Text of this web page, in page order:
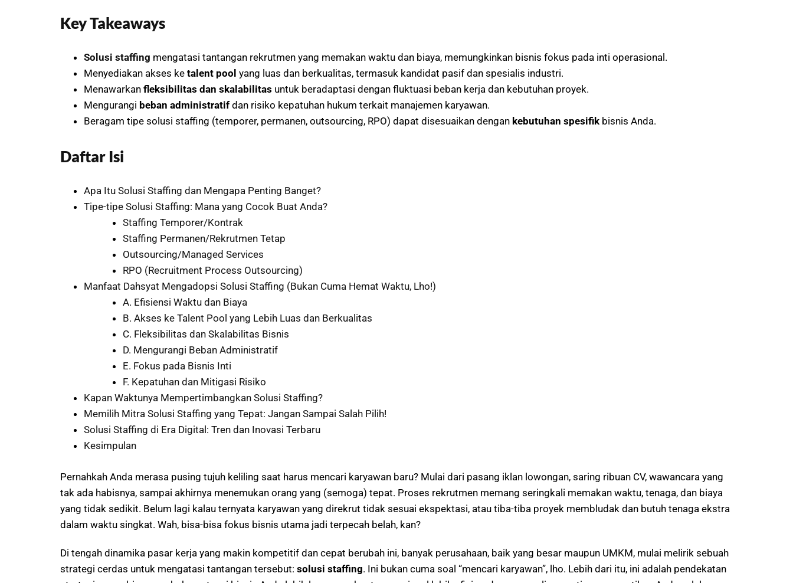
Key Takeaways
Solusi staffing mengatasi tantangan rekrutmen yang memakan waktu dan biaya, memungkinkan bisnis fokus pada inti operasional.
Menyediakan akses ke talent pool yang luas dan berkualitas, termasuk kandidat pasif dan spesialis industri.
Menawarkan fleksibilitas dan skalabilitas untuk beradaptasi dengan fluktuasi beban kerja dan kebutuhan proyek.
Mengurangi beban administratif dan risiko kepatuhan hukum terkait manajemen karyawan.
Beragam tipe solusi staffing (temporer, permanen, outsourcing, RPO) dapat disesuaikan dengan kebutuhan spesifik bisnis Anda.
Daftar Isi
Apa Itu Solusi Staffing dan Mengapa Penting Banget?
Tipe-tipe Solusi Staffing: Mana yang Cocok Buat Anda?
Staffing Temporer/Kontrak
Staffing Permanen/Rekrutmen Tetap
Outsourcing/Managed Services
RPO (Recruitment Process Outsourcing)
Manfaat Dahsyat Mengadopsi Solusi Staffing (Bukan Cuma Hemat Waktu, Lho!)
A. Efisiensi Waktu dan Biaya
B. Akses ke Talent Pool yang Lebih Luas dan Berkualitas
C. Fleksibilitas dan Skalabilitas Bisnis
D. Mengurangi Beban Administratif
E. Fokus pada Bisnis Inti
F. Kepatuhan dan Mitigasi Risiko
Kapan Waktunya Mempertimbangkan Solusi Staffing?
Memilih Mitra Solusi Staffing yang Tepat: Jangan Sampai Salah Pilih!
Solusi Staffing di Era Digital: Tren dan Inovasi Terbaru
Kesimpulan
Pernahkah Anda merasa pusing tujuh keliling saat harus mencari karyawan baru? Mulai dari pasang iklan lowongan, saring ribuan CV, wawancara yang
tak ada habisnya, sampai akhirnya menemukan orang yang (semoga) tepat. Proses rekrutmen memang seringkali memakan waktu, tenaga, dan biaya
yang tidak sedikit. Belum lagi kalau ternyata karyawan yang direkrut tidak sesuai ekspektasi, atau tiba-tiba proyek membludak dan butuh tenaga ekstra
dalam waktu singkat. Wah, bisa-bisa fokus bisnis utama jadi terpecah belah, kan?
Di tengah dinamika pasar kerja yang makin kompetitif dan cepat berubah ini, banyak perusahaan, baik yang besar maupun UMKM, mulai melirik sebuah
strategi cerdas untuk mengatasi tantangan tersebut: solusi staffing. Ini bukan cuma soal “mencari karyawan”, lho. Lebih dari itu, ini adalah pendekatan